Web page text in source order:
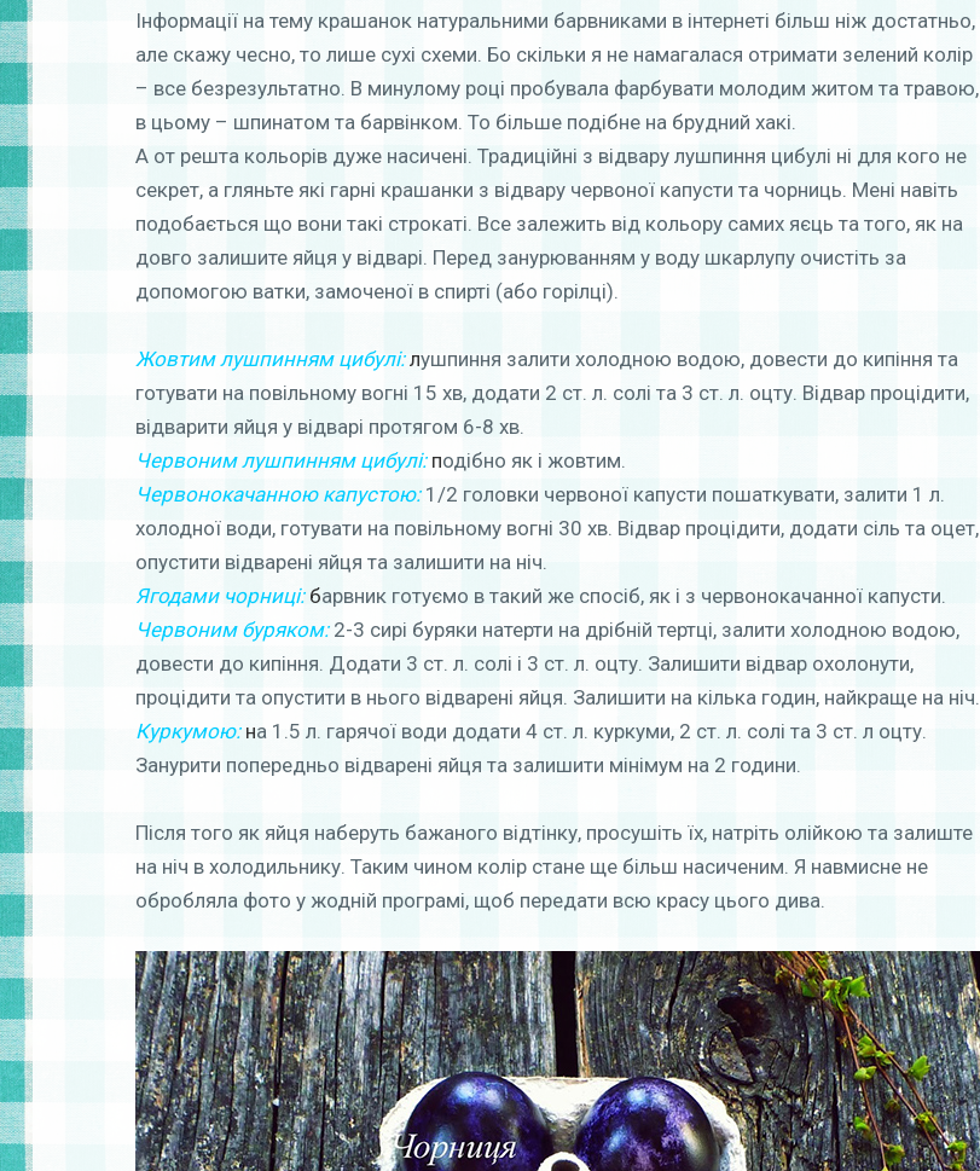
Інформації на тему крашанок натуральними барвниками в інтернеті більш ніж достатньо,
але скажу чесно, то лише сухі схеми. Бо скільки я не намагалася отримати зелений колір
– все безрезультатно. В минулому році пробувала фарбувати молодим житом та травою,
в цьому – шпинатом та барвінком. То більше подібне на брудний хакі.
А от решта кольорів дуже насичені. Традиційні з відвару лушпиння цибулі ні для кого не
секрет, а гляньте які гарні крашанки з відвару червоної капусти та чорниць. Мені навіть
подобається що вони такі строкаті. Все залежить від кольору самих яєць та того, як на
довго залишите яйця у відварі. Перед занурюванням у воду шкарлупу очистіть за
допомогою ватки, замоченої в спирті (або горілці).
Жовтим лушпинням цибулі:лушпиння залити холодною водою, довести до кипіння та
готувати на повільному вогні 15 хв, додати 2 ст. л. солі та 3 ст. л. оцту. Відвар процідити,
відварити яйця у відварі протягом 6-8 хв.
Червоним лушпинням цибулі: подібно як і жовтим.
Червонокачанною капустою: 1/2 головки червоної капусти пошаткувати, залити 1 л.
холодної води, готувати на повільному вогні 30 хв. Відвар процідити, додати сіль та оцет,
опустити відварені яйця та залишити на ніч.
Ягодами чорниці: барвник готуємо в такий же спосіб, як і з червонокачанної капусти.
Червоним буряком: 2-3 сирі буряки натерти на дрібній тертці, залити холодною водою,
довести до кипіння. Додати 3 ст. л. солі і 3 ст. л. оцту. Залишити відвар охолонути,
процідити та опустити в нього відварені яйця. Залишити на кілька годин, найкраще на ніч.
Куркумою: на 1.5 л. гарячої води додати 4 ст. л. куркуми, 2 ст. л. солі та 3 ст. л оцту.
Занурити попередньо відварені яйця та залишити мінімум на 2 години.
Після того як яйця наберуть бажаного відтінку, просушіть їх, натріть олійкою та залиште
на ніч в холодильнику. Таким чином колір стане ще більш насиченим. Я навмисне не
обробляла фото у жодній програмі, щоб передати всю красу цього дива.